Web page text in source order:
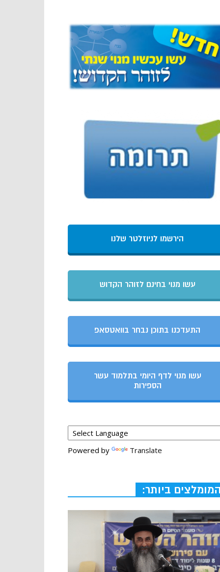
הירשמו לניוזלטר שלנו
עשו מנוי בחינם לזוהר הקדוש
התעדכנו בתוכן נבחר בוואטסאפ
עשו מנוי לדף היומי בתלמוד עשר
הספירות
Powered by Translate
המומלצים ביותר: